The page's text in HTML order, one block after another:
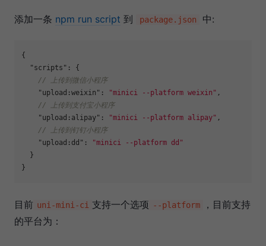
添加一条 npm run script 到 package.json 中:
{
"scripts" :
{
// 上传到微信小程序
"upload:weixin" : "minici --platform weixin" ,
// 上传到支付宝小程序
"upload:alipay" : "minici --platform alipay" ,
// 上传到钉钉小程序
"upload:dd" :
"minici --platform dd"
}
}
目前 uni-mini-ci 支持一个选项 --platform
，目前支持
的平台为：